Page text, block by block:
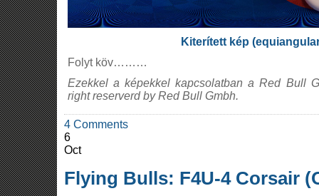
Kiterített kép
Folyt köv………
Ezekkel a képekkel kapcsolatban a Red Bull
right reserverd by Red Bull Gmbh.
4 Comments
6
Oct
Flying Bulls: F4U-4 Corsair